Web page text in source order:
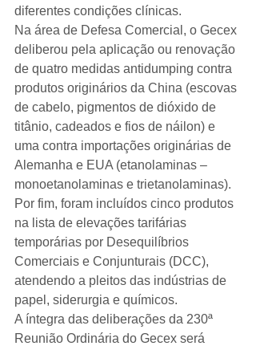
diferentes condições clínicas.
Na área de Defesa Comercial, o Gecex
deliberou pela aplicação ou renovação
de quatro medidas antidumping contra
produtos originários da China (escovas
de cabelo, pigmentos de dióxido de
titânio, cadeados e fios de náilon) e
uma contra importações originárias de
Alemanha e EUA (etanolaminas –
monoetanolaminas e trietanolaminas).
Por fim, foram incluídos cinco produtos
na lista de elevações tarifárias
temporárias por Desequilíbrios
Comerciais e Conjunturais (DCC),
atendendo a pleitos das indústrias de
papel, siderurgia e químicos.
A íntegra das deliberações da 230ª
Reunião Ordinária do Gecex será